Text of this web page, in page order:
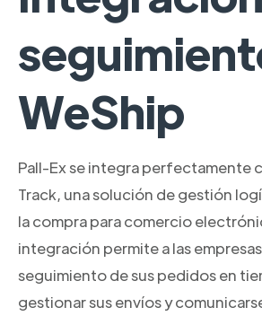
WeShip
Pall-Ex se integra perfectamente
Track, una solución de gestión
la compra para comercio
integración permite a las
seguimiento de sus pedidos en
gestionar sus envíos y